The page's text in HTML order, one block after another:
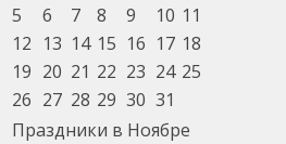
5
6 7 8 9 10 11
12 13 14 15 16 17 18
19 20 21 22 23 24 25
26 27 28 29 30 31
Праздники в Ноябре